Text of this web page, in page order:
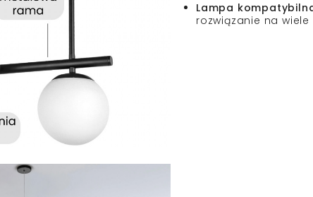
Lampa
rozwiązanie na wiele